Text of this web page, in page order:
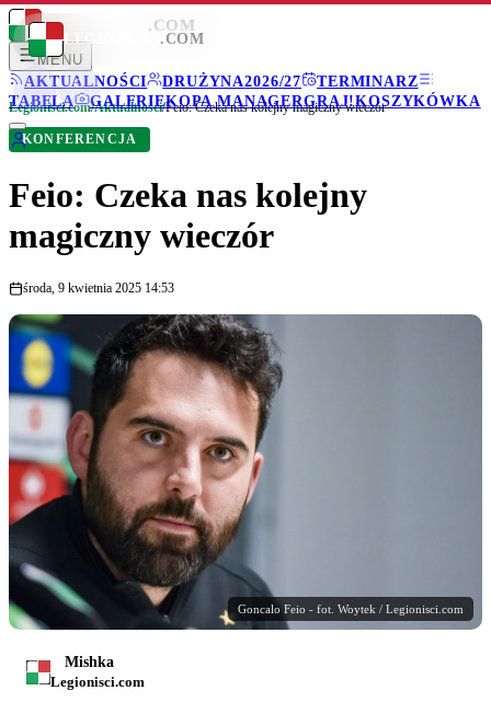
LEGIONISCI .COM
MENU
AKTUALNOŚCI
DRUŻYNA2026/27
TERMINARZ
TABELA
GALERIEKOPA MANAGERGRAJ!KOSZYKÓWKA
LEGIONISCI .COM
Legionisci.com/Aktualności/Feio: Czeka nas kolejny magiczny wieczór
KONFERENCJA
Feio: Czeka nas kolejny
magiczny wieczór
środa, 9 kwietnia 2025 14:53
Goncalo Feio - fot. Woytek / Legionisci.com
Mishka
Legionisci.com